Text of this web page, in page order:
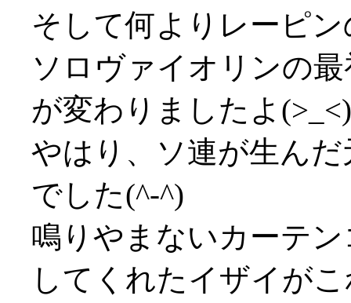
そして何よりレーピ
ソロヴァイオリンの
が変わりましたよ(>_<)
やはり、ソ連が生ん
でした(^-^)
鳴りやまないカーテ
してくれたイザイが